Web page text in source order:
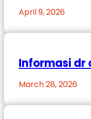
April 9, 2026
Informasi dr
March 28, 2026